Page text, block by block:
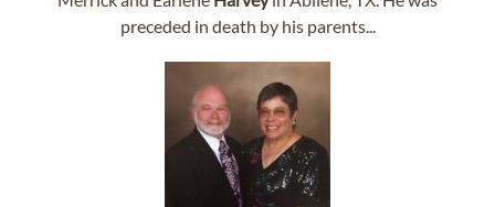
preceded in death by his parents...